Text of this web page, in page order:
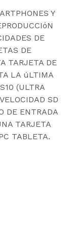
Y
DE
DE
TARJETA DE
LA úLTIMA
(ULTRA
SD
DE ENTRADA
TARJETA
TABLETA.